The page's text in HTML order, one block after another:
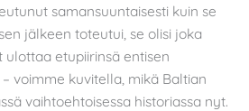
samansuuntaisesti kuin se
jälkeen toteutui, se olisi joka
etupiirinsä entisen
voimme kuvitella, mikä Baltian
vaihtoehtoisessa historiassa nyt.